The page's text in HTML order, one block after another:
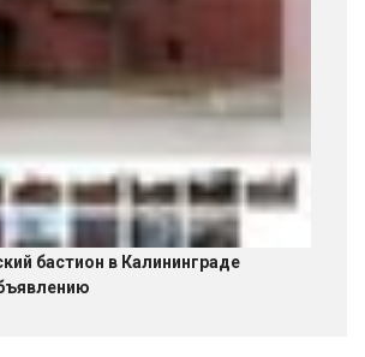
бастион в Калининграде